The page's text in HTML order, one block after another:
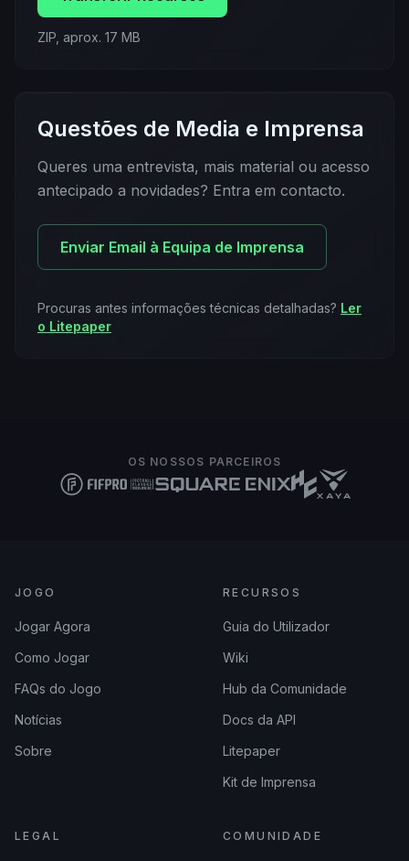
ZIP, aprox. 17 MB
Questões de Media e Imprensa
Queres uma entrevista, mais material ou acesso
antecipado a novidades? Entra em contacto.
Enviar Email à Equipa de Imprensa
Procuras antes informações técnicas detalhadas? Ler
o Litepaper
OS NOSSOS PARCEIROS
JOGO
Jogar Agora
Como Jogar
FAQs do Jogo
Notícias
Sobre
RECURSOS
Guia do Utilizador
Wiki
Hub da Comunidade
Docs da API
Litepaper
Kit de Imprensa
LEGAL COMUNIDADE